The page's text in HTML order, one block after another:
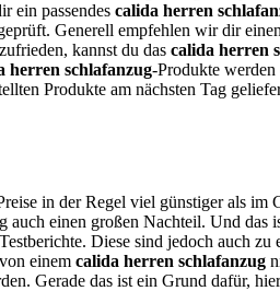
ein passendes calida herren
Generell empfehlen wir dir einen
kannst du das calida herren
herren schlafanzug-Produkte
Produkte am nächsten Tag
in der Regel viel günstiger als im
einen großen Nachteil. Und das
Diese sind jedoch auch zu
einem calida herren schlafanzug
Gerade das ist ein Grund dafür,